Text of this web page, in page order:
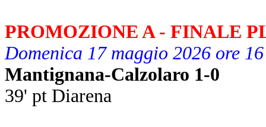
PROMOZIONE A - FINALE
Domenica 17 maggio 2026 ore 16
Mantignana-Calzolaro 1-0
39' pt Diarena